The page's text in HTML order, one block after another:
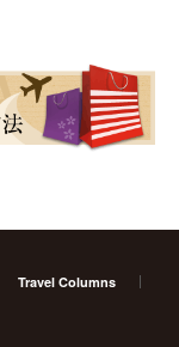
Travel Columns